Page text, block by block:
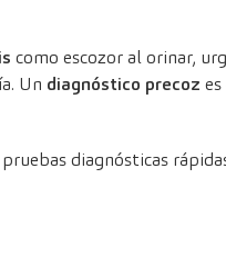
como escozor al orinar,
Un diagnóstico precoz
diagnósticas